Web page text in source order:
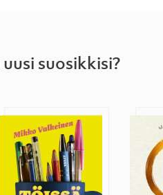
suosikkisi?
Töissä m*lkkujen kanssa